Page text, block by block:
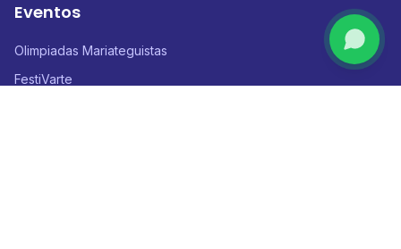
Eventos
Olimpiadas Mariateguistas
FestiVarte